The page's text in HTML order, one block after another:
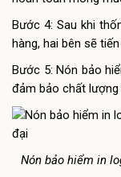
Bước 4: Sau khi
hàng, hai bên sẽ
Bước 5: Nón bảo
đảm bảo chất
Nón bảo hiểm in